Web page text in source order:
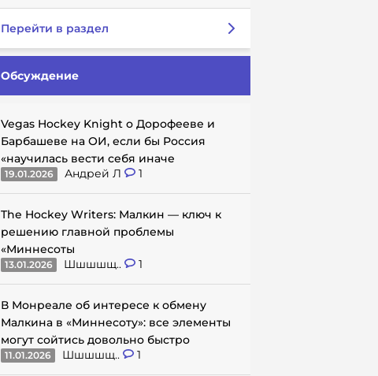
Перейти в раздел
Обсуждение
Vegas Hockey Knight о Дорофееве и
Барбашеве на ОИ, если бы Россия
«научилась вести себя иначе
19.01.2026 Андрей Л 1
The Hockey Writers: Малкин — ключ к
решению главной проблемы
«Миннесоты
13.01.2026 Шшшшщ.. 1
В Монреале об интересе к обмену
Малкина в «Миннесоту»: все элементы
могут сойтись довольно быстро
11.01.2026 Шшшшщ.. 1